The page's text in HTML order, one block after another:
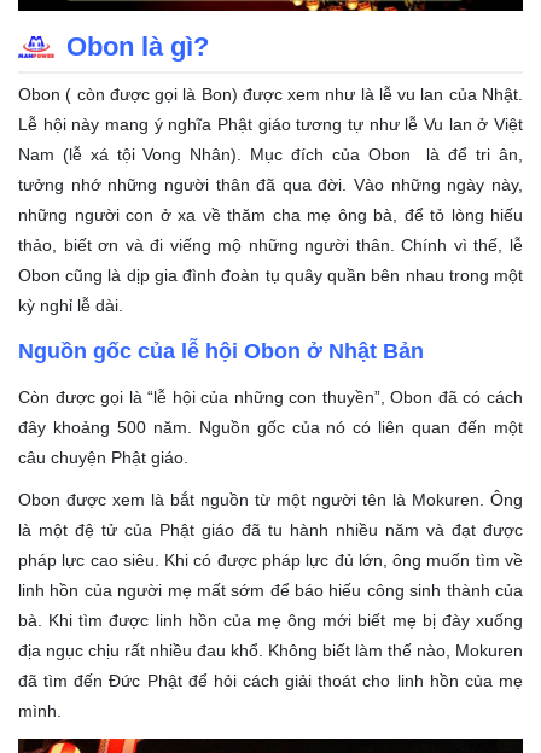
Obon là gì?
Obon ( còn được gọi là Bon) được xem như là lễ vu lan của Nhật.
Lễ hội này mang ý nghĩa Phật giáo tương tự như lễ Vu lan ở Việt
Nam (lễ xá tội Vong Nhân). Mục đích của Obon là để tri ân,
tưởng nhớ những người thân đã qua đời. Vào những ngày này,
những người con ở xa về thăm cha mẹ ông bà, để tỏ lòng hiếu
thảo, biết ơn và đi viếng mộ những người thân. Chính vì thế, lễ
Obon cũng là dịp gia đình đoàn tụ quây quần bên nhau trong một
kỳ nghỉ lễ dài.
Nguồn gốc của lễ hội Obon ở Nhật Bản
Còn được gọi là “lễ hội của những con thuyền”, Obon đã có cách
đây khoảng 500 năm. Nguồn gốc của nó có liên quan đến một
câu chuyện Phật giáo.
Obon được xem là bắt nguồn từ một người tên là Mokuren. Ông
là một đệ tử của Phật giáo đã tu hành nhiều năm và đạt được
pháp lực cao siêu. Khi có được pháp lực đủ lớn, ông muốn tìm về
linh hồn của người mẹ mất sớm để báo hiếu công sinh thành của
bà. Khi tìm được linh hồn của mẹ ông mới biết mẹ bị đày xuống
địa ngục chịu rất nhiều đau khổ. Không biết làm thế nào, Mokuren
đã tìm đến Đức Phật để hỏi cách giải thoát cho linh hồn của mẹ
mình.